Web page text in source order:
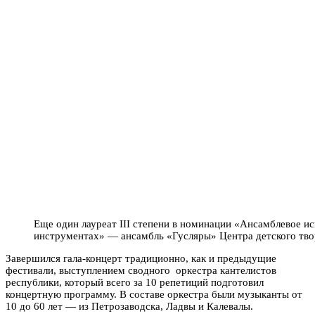
Еще один лауреат III степени в номинации «Ансамблевое
инструментах» — ансамбль «Гусляры» Центра детского
Завершился гала-концерт традиционно, как и предыдущие
фестивали, выступлением сводного оркестра кантелистов
республики, который всего за 10 репетиций подготовил
концертную программу. В составе оркестра были музыканты от
10 до 60 лет — из Петрозаводска, Ладвы и Калевалы.